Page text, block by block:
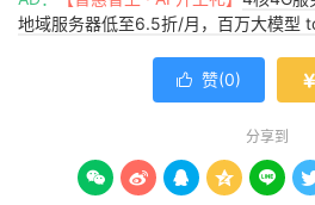
地域服务器低至6.5折/月，百万大模型
 赞(0) 
分享到
    